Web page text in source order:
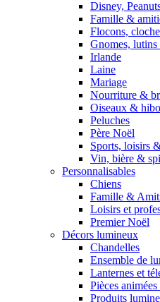
Disney,
Famille &
Flocons,
Gnomes, lutins
Irlande
Laine
Mariage
Nourriture &
Oiseaux &
Peluches
Père Noël
Sports, loisirs
Vin, bière &
Personnalisables
Chiens
Famille &
Loisirs et
Premier Noël
Décors lumineux
Chandelles
Ensemble de
Lanternes et
Pièces
Produits